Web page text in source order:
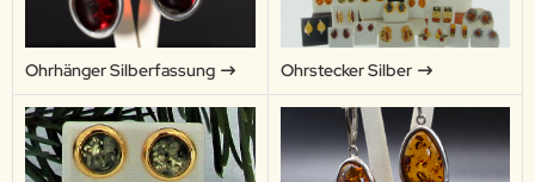
Ohrhänger Silberfassung Ohrstecker Silber